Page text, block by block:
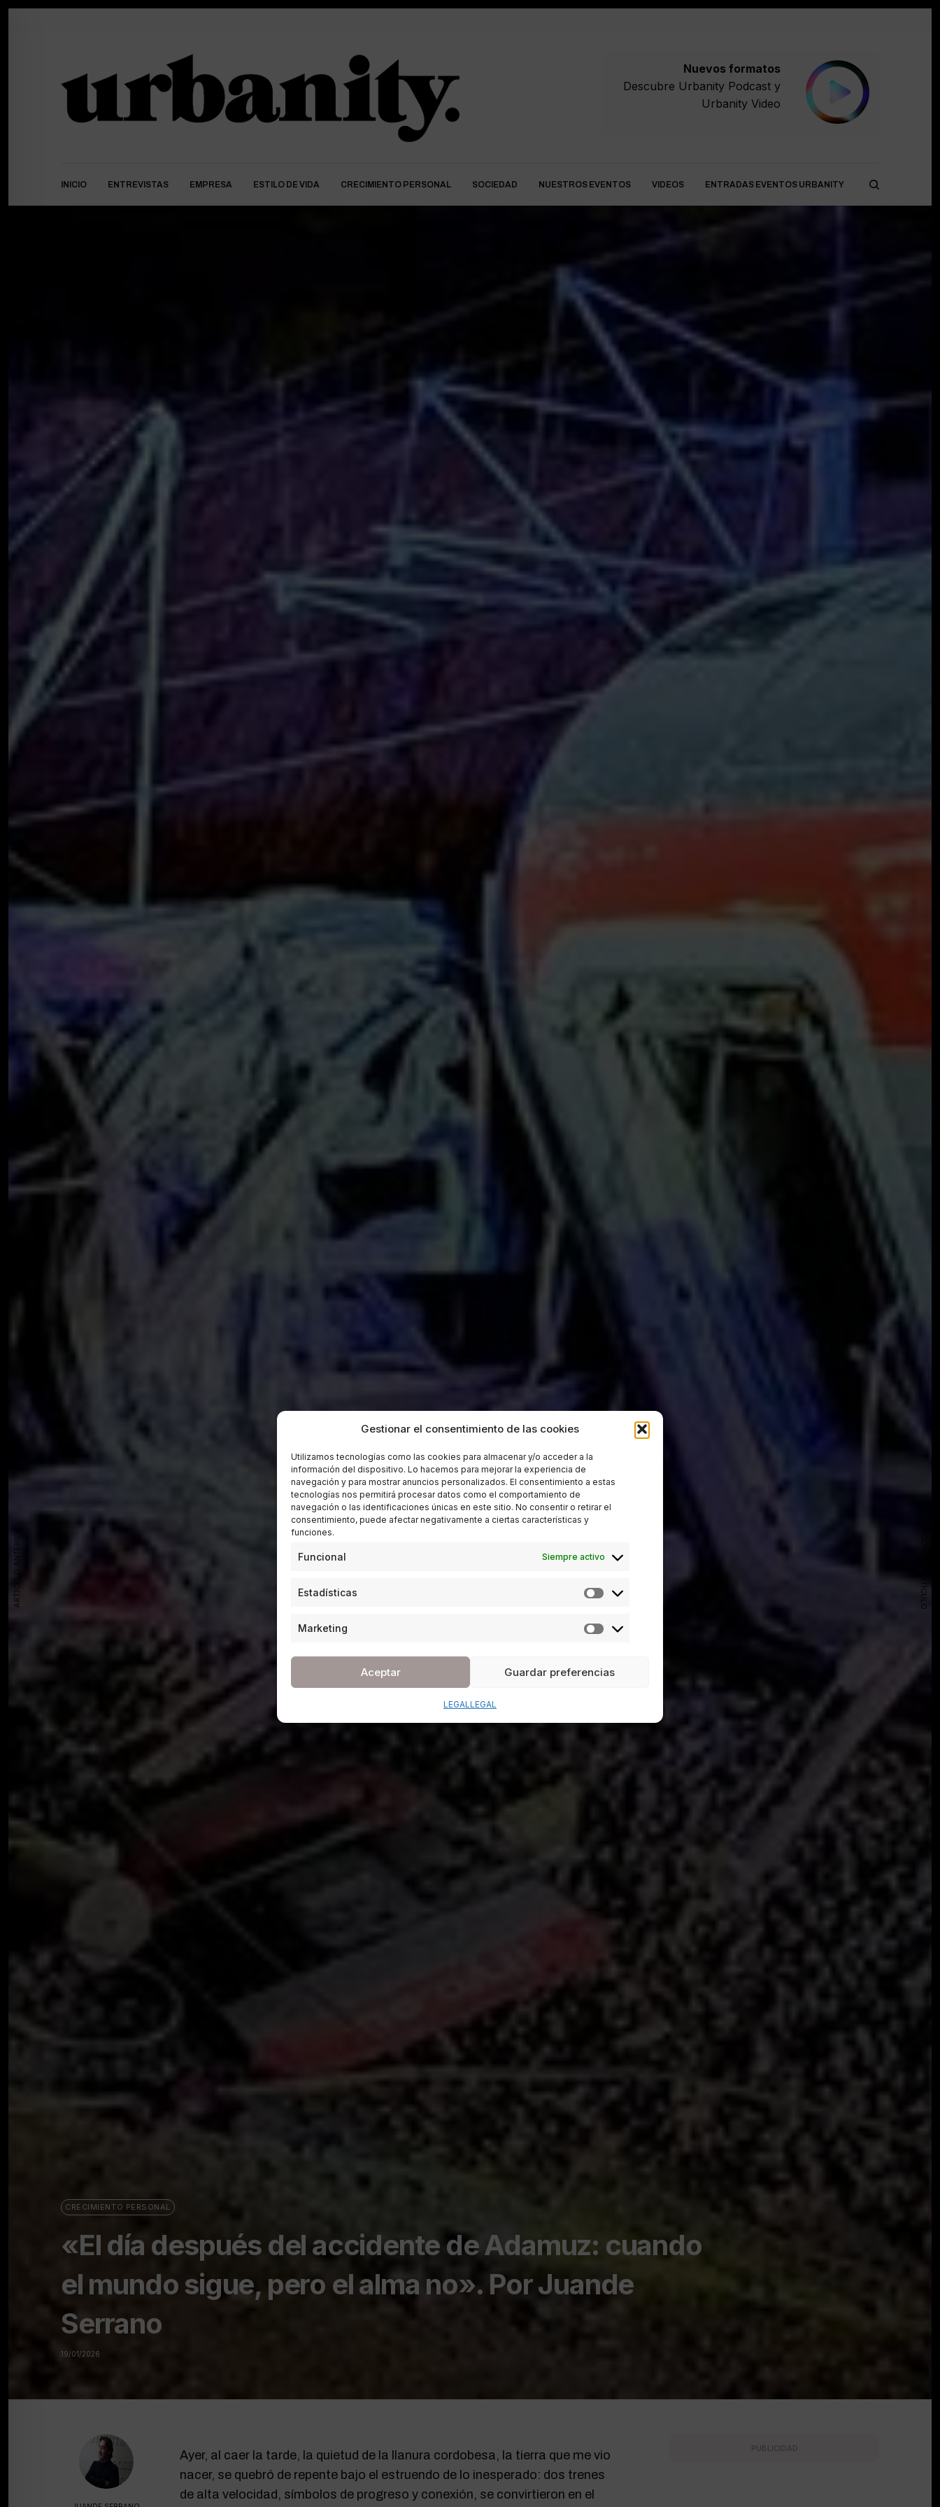
Gestionar el consentimiento de las cookies
Utilizamos tecnologías como las cookies para almacenar y/o acceder a la
información del dispositivo. Lo hacemos para mejorar la experiencia de
navegación y para mostrar anuncios personalizados. El consentimiento a estas
tecnologías nos permitirá procesar datos como el comportamiento de
navegación o las identificaciones únicas en este sitio. No consentir o retirar el
consentimiento, puede afectar negativamente a ciertas características y
funciones.
Funcional Siempre activo
Estadísticas
Marketing
Aceptar Guardar preferencias
LEGALLEGAL
Nuevos formatos
Descubre Urbanity Podcasty
Urbanity Video
INICIO ENTREVISTAS EMPRESA ESTILO DE VIDA CRECIMIENTO PERSONAL SOCIEDAD NUESTROS EVENTOS VIDEOS ENTRADAS EVENTOS URBANITY
CRECIMIENTO PERSONAL
«El día después del accidente de Adamuz: cuando
el mundo sigue, pero el alma no». Por Juande
Serrano
19/01/2026
Ayer, al caer la tarde, la quietud de la llanura cordobesa, la tierra que me vio
nacer, se quebró de repente bajo el estruendo de lo inesperado: dos trenes
de alta velocidad, símbolos de progreso y conexión, se convirtieron en el
PUBLICIDAD
ARTÍCULO ANTERIOR SIGUIENTE ARTÍCULO